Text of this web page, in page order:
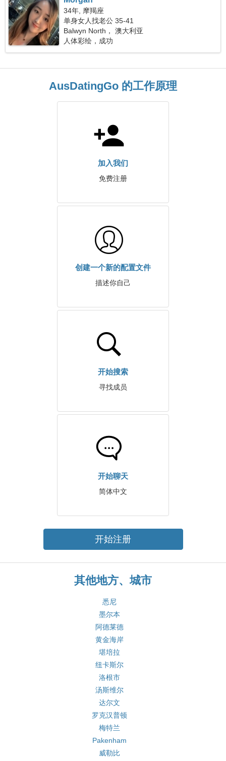
34年, 摩羯座
单身女人找老公 35-41
Balwyn North， 澳大利亚
人体彩绘，成功
AusDatingGo 的工作原理
加入我们
免费注册
创建一个新的配置文件
描述你自己
开始搜索
寻找成员
开始聊天
简体中文
开始注册
其他地方、城市
悉尼
墨尔本
阿德莱德
黄金海岸
堪培拉
纽卡斯尔
洛根市
汤斯维尔
达尔文
罗克汉普顿
梅特兰
Pakenham
威勒比